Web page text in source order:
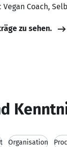
Coach,
zu sehen.
Organisation